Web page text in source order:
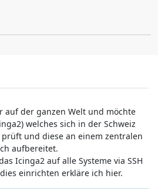
auf der ganzen Welt und möchte
welches sich in der Schweiz
und diese an einem zentralen
aufbereitet.
Icinga2 auf alle Systeme via SSH
einrichten erkläre ich hier.